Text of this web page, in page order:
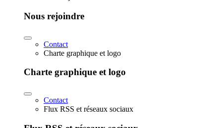
Nous rejoindre
Contact
Charte graphique et logo
Charte graphique et logo
Contact
Flux RSS et réseaux sociaux